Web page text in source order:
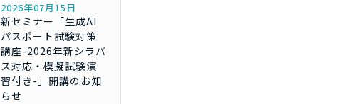
2026年07月15日
新セミナー「生成AI
パスポート試験対策
講座-2026年新シラバ
ス対応・模擬試験演
習付き-」開講のお知
らせ